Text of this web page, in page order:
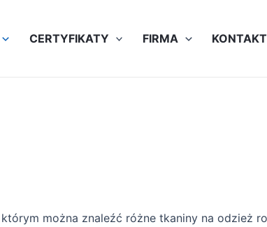
CERTYFIKATY FIRMA
można znaleźć różne tkaniny na odzież